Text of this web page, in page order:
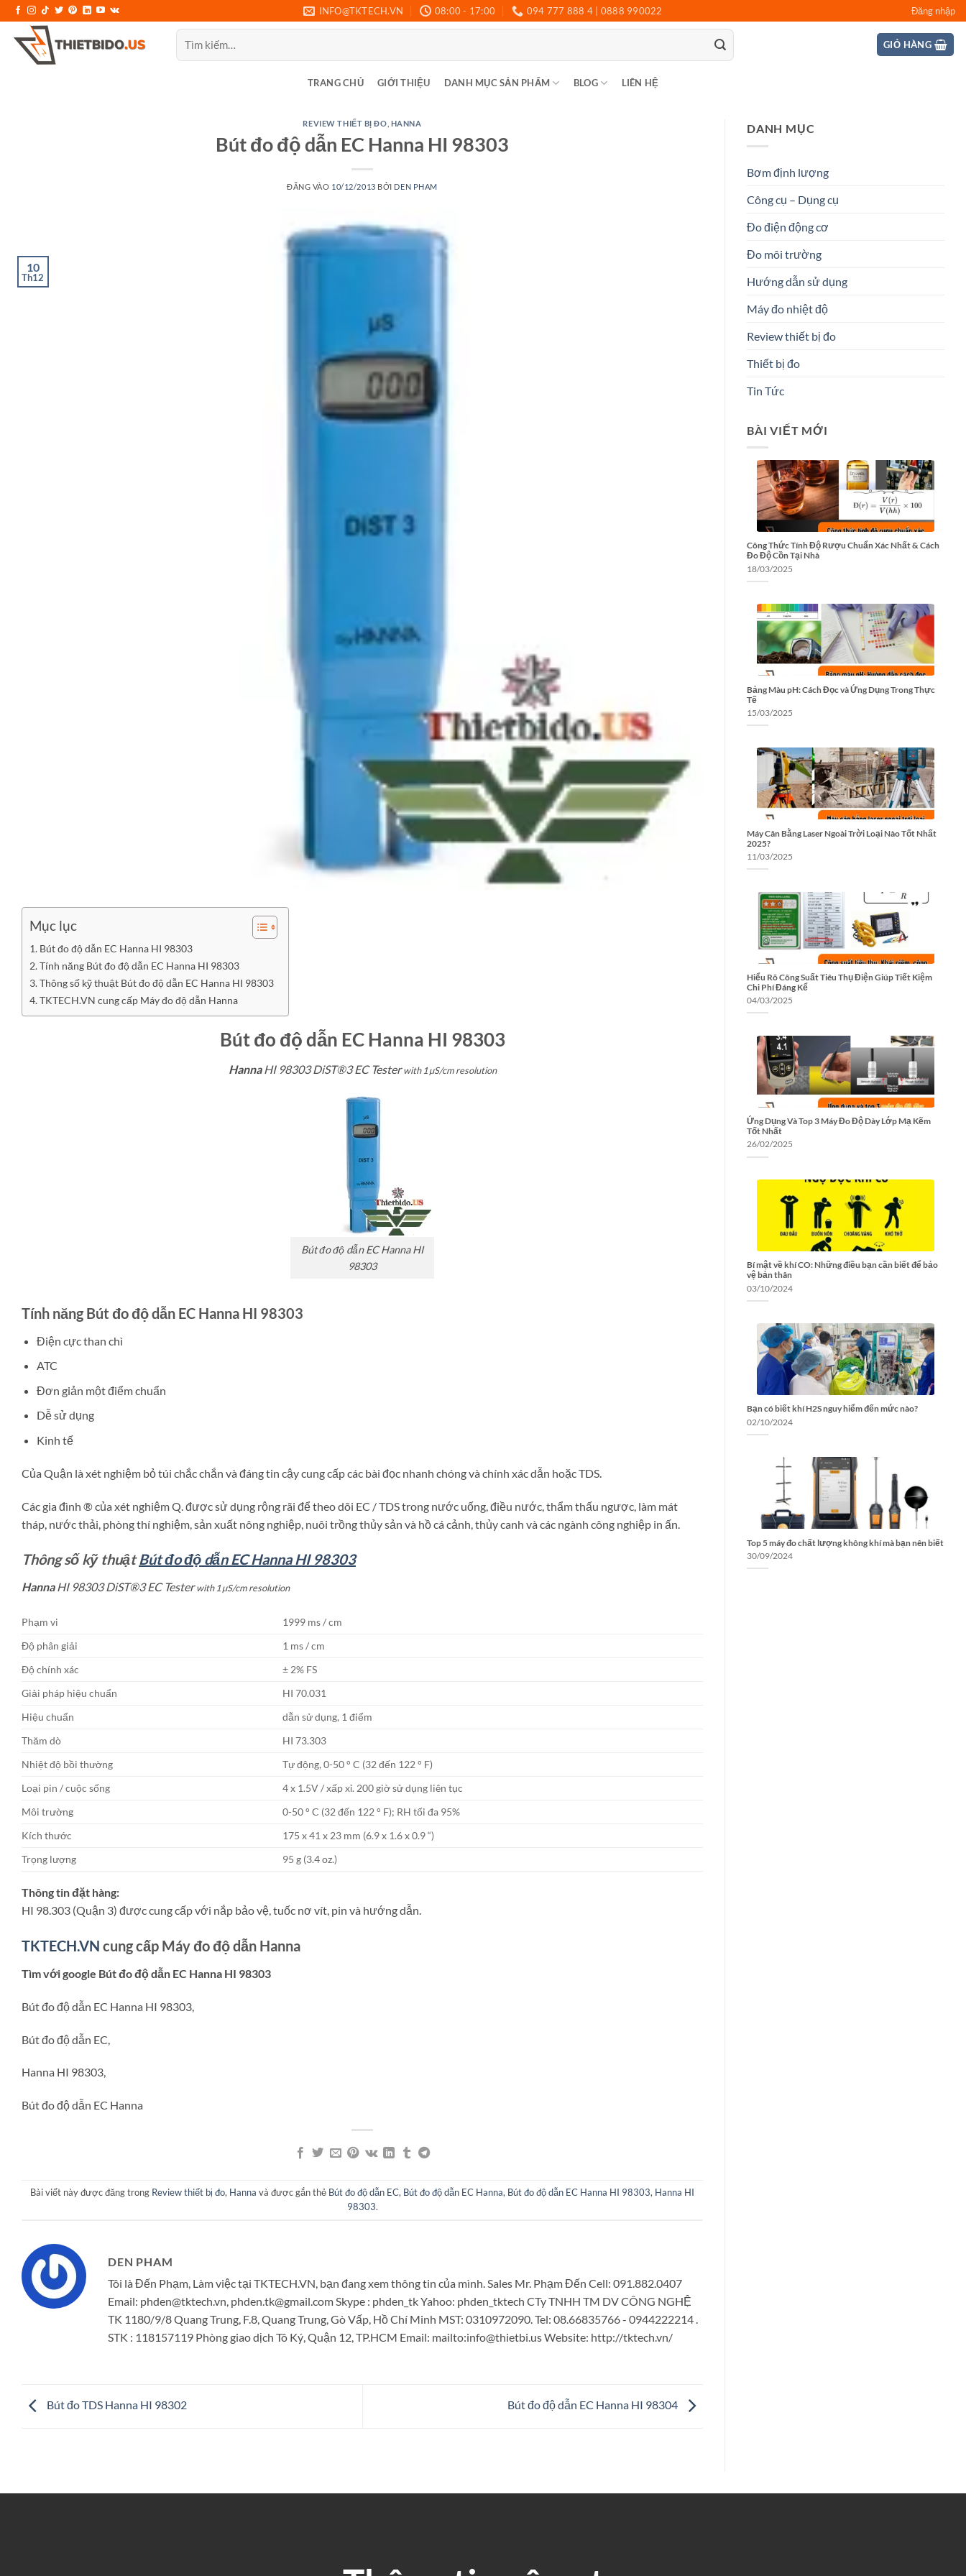
qua
nội
INFO@TKTECH.VN 08:00 - 17:00 094 777 888 4 | 0888 990022 Đăng nhập
Tìm
kiếm:
GIỎ HÀNG
TRANG CHỦ GIỚI THIỆU DANH MỤC SẢN PHẨM BLOG LIÊN HỆ
REVIEW THIẾT BỊ ĐO HANNA
Bút đo độ dẫn EC Hanna HI 98303
ĐĂNG VÀO 10/12/2013 BỞI DEN PHAM
10
Th12
Mục lục
Bút đo độ dẫn EC Hanna HI 98303
Tính năng Bút đo độ dẫn EC Hanna HI 98303
Thông số kỹ thuật Bút đo độ dẫn EC Hanna HI 98303
TKTECH.VN cung cấp Máy đo độ dẫn Hanna
Bút đo độ dẫn EC Hanna HI 98303
HannaHI 98303 DiST®3 EC Testerwith 1 µS/cm resolution
Bút đo độ dẫn EC Hanna HI
98303
Tính năng Bút đo độ dẫn EC Hanna HI 98303
Điện cực than chì
ATC
Đơn giản một điểm chuẩn
Dễ sử dụng
Kinh tế
Của Quận là xét nghiệm bỏ túi chắc chắn và đáng tin cậy cung cấp các bài đọc nhanh chóng và chính xác dẫn hoặc TDS.
Các gia đình ® của xét nghiệm Q. được sử dụng rộng rãi để theo dõi EC / TDS trong nước uống, điều nước, thẩm thấu ngược, làm mát
tháp, nước thải, phòng thí nghiệm, sản xuất nông nghiệp, nuôi trồng thủy sản và hồ cá cảnh, thủy canh và các ngành công nghiệp in ấn.
Thông số kỹ thuật Bút đo độ dẫn EC Hanna HI 98303
HannaHI 98303 DiST®3 EC Testerwith 1 µS/cm resolution
Phạm vi
1999 ms / cm
Độ phân giải
1 ms / cm
Độ chính xác
± 2% FS
Giải pháp hiệu chuẩn
HI 70.031
Hiệu chuẩn
dẫn sử dụng, 1 điểm
Thăm dò
HI 73.303
Nhiệt độ bồi thường
Tự động, 0-50 ° C (32 đến 122 ° F)
Loại pin / cuộc sống
4 x 1.5V / xấp xỉ. 200 giờ sử dụng liên tục
Môi trường
0-50 ° C (32 đến 122 ° F); RH tối đa 95%
Kích thước
175 x 41 x 23 mm (6.9 x 1.6 x 0.9 “)
Trọng lượng
95 g (3.4 oz.)
Thông tin đặt hàng:
HI 98.303 (Quận 3) được cung cấp với nắp bảo vệ, tuốc nơ vít, pin và hướng dẫn.
TKTECH.VN cung cấp Máy đo độ dẫn Hanna
Tìm với google Bút đo độ dẫn EC Hanna HI 98303
Bút đo độ dẫn EC Hanna HI 98303,
Bút đo độ dẫn EC,
Hanna HI 98303,
Bút đo độ dẫn EC Hanna
Bài viết này được đăng trong Review thiết bị đo, Hanna và được gắn thẻ Bút đo độ dẫn EC, Bút đo độ dẫn EC Hanna, Bút đo độ dẫn EC Hanna HI 98303, Hanna HI
98303.
DEN PHAM
Tôi là Đến Phạm, Làm việc tại TKTECH.VN, bạn đang xem thông tin của mình. Sales Mr. Phạm Đến Cell: 091.882.0407
Email: phden@tktech.vn, phden.tk@gmail.com Skype : phden_tk Yahoo: phden_tktech CTy TNHH TM DV CÔNG NGHỆ
TK 1180/9/8 Quang Trung, F.8, Quang Trung, Gò Vấp, Hồ Chí Minh MST: 0310972090. Tel: 08.66835766 - 0944222214 .
STK : 118157119 Phòng giao dịch Tô Ký, Quận 12, TP.HCM Email: mailto:info@thietbi.us Website: http://tktech.vn/
Bút đo TDS Hanna HI 98302 Bút đo độ dẫn EC Hanna HI 98304
DANH MỤC
Bơm định lượng
Công cụ – Dụng cụ
Đo điện động cơ
Đo môi trường
Hướng dẫn sử dụng
Máy đo nhiệt độ
Review thiết bị đo
Thiết bị đo
Tin Tức
BÀI VIẾT MỚI
Công Thức Tính Độ Rượu Chuẩn Xác Nhất & Cách
Đo Độ Cồn Tại Nhà
18/03/2025
Bảng Màu pH: Cách Đọc và Ứng Dụng Trong Thực
Tế
15/03/2025
Máy Cân Bằng Laser Ngoài Trời Loại Nào Tốt Nhất
2025?
11/03/2025
Hiểu Rõ Công Suất Tiêu Thụ Điện Giúp Tiết Kiệm
Chi Phí Đáng Kể
04/03/2025
Ứng Dụng Và Top 3 Máy Đo Độ Dày Lớp Mạ Kẽm
Tốt Nhất
26/02/2025
Bí mật về khí CO: Những điều bạn cần biết để bảo
vệ bản thân
03/10/2024
Bạn có biết khí H2S nguy hiểm đến mức nào?
02/10/2024
Top 5 máy đo chất lượng không khí mà bạn nên biết
30/09/2024